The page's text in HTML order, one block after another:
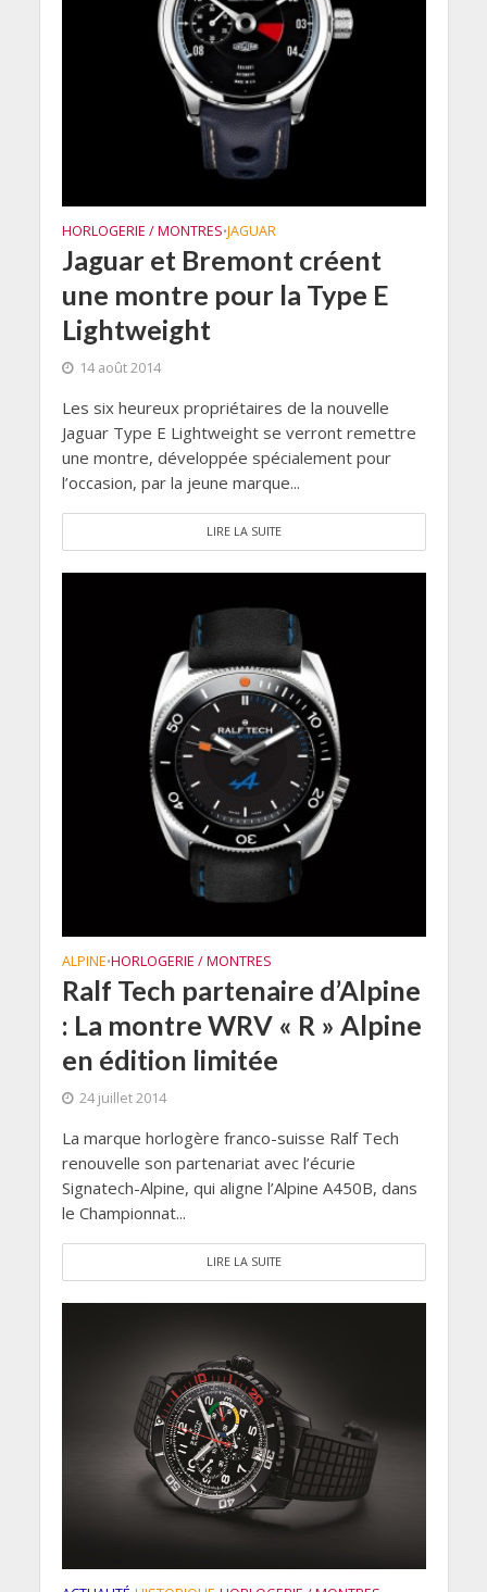
HORLOGERIE / MONTRES•JAGUAR
Jaguar et Bremont créent
une montre pour la Type E
Lightweight
14 août 2014
Les six heureux propriétaires de la nouvelle
Jaguar Type E Lightweight se verront remettre
une montre, développée spécialement pour
l’occasion, par la jeune marque...
LIRE LA SUITE
ALPINE•HORLOGERIE / MONTRES
Ralf Tech partenaire d’Alpine
: La montre WRV « R » Alpine
en édition limitée
24 juillet 2014
La marque horlogère franco-suisse Ralf Tech
renouvelle son partenariat avec l’écurie
Signatech-Alpine, qui aligne l’Alpine A450B, dans
le Championnat...
LIRE LA SUITE